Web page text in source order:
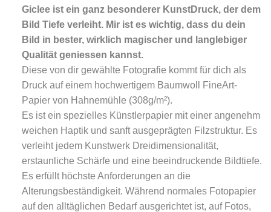
Giclee istein ganz besonderer KunstDruck, der dem
Bild Tiefe verleiht. Mir ist es wichtig, dass du dein
Bild in bester, wirklich magischer und langlebiger
Qualität geniessen kannst.
Diese von dir gewählte Fotografie kommt für dich als
Druck auf einem hochwertigem Baumwoll FineArt-
Papier von Hahnemühle (308g/m²).
Es ist ein spezielles Künstlerpapier mit einer angenehm
weichen Haptik und sanft ausgeprägten Filzstruktur. Es
verleiht jedem Kunstwerk Dreidimensionalität,
erstaunliche Schärfe und eine beeindruckende Bildtiefe.
Es erfüllt höchste Anforderungen an die
Alterungsbeständigkeit. Während normales Fotopapier
auf den alltäglichen Bedarf ausgerichtet ist, auf Fotos,